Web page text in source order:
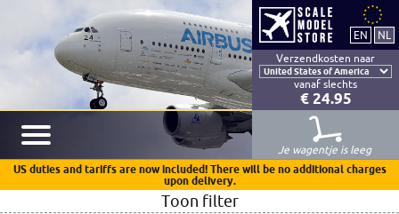
Verzendkosten naar
vanaf slechts
€ 24.95
Je wagentje is leeg
US duties and tariffs are now included! There will be no additional charges
upon delivery.
Toon filter